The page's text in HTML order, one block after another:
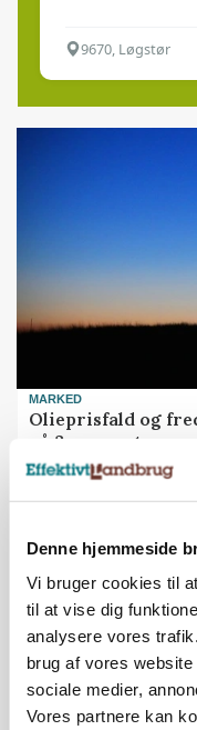
Denne hjemmeside
Vi bruger cookies til
til at vise dig
analysere vores
brug af vores
sociale medier,
Vores partnere kan
9670, Løgstør
MARKED
Olieprisfald og
på 3 procent